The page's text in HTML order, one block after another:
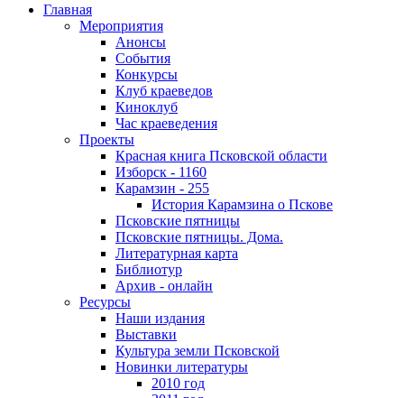
Главная
Мероприятия
Анонсы
События
Конкурсы
Клуб краеведов
Киноклуб
Час краеведения
Проекты
Красная книга Псковской области
Изборск - 1160
Карамзин - 255
История Карамзина о Пскове
Псковские пятницы
Псковские пятницы. Дома.
Литературная карта
Библиотур
Архив - онлайн
Ресурсы
Наши издания
Выставки
Культура земли Псковской
Новинки литературы
2010 год